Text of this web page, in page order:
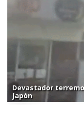
Devastador
Japón